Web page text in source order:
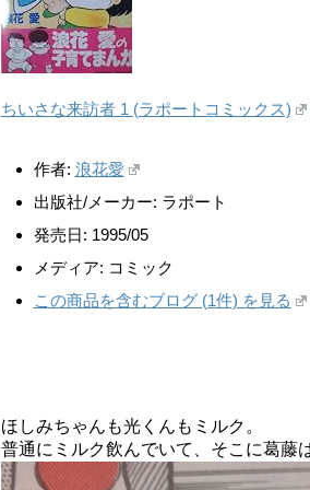
ちいさな来訪者 1 (ラポートコミックス)
作者: 浪花愛
出版社/メーカー: ラポート
発売日: 1995/05
メディア: コミック
この商品を含むブログ (1件) を見る
ほしみちゃんも光くんもミルク。
普通にミルク飲んでいて、そこに葛藤